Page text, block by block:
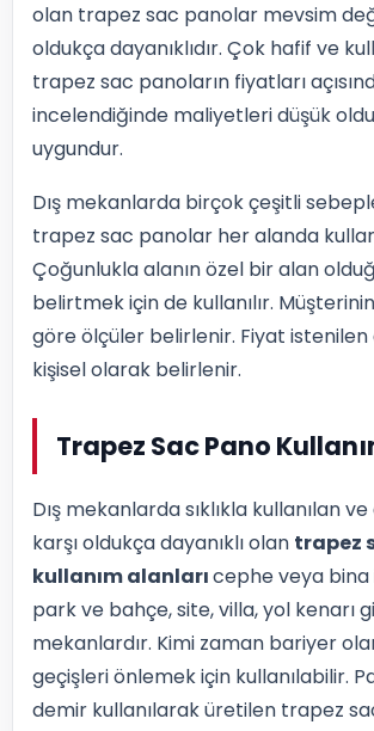
olan trapez sac panolar mevsim
oldukça dayanıklıdır. Çok hafif ve
trapez sac panoların fiyatları
incelendiğinde maliyetleri düşük
uygundur.
Dış mekanlarda birçok çeşitli
trapez sac panolar her alanda
Çoğunlukla alanın özel bir alan
belirtmek için de kullanılır.
göre ölçüler belirlenir. Fiyat
kişisel olarak belirlenir.
Trapez Sac Pano
Dış mekanlarda sıklıkla kullanılan
karşı oldukça dayanıklı olan trapez
kullanım alanlarıcephe veya bina
park ve bahçe, site, villa, yol kenarı
mekanlardır. Kimi zaman bariyer
geçişleri önlemek için kullanılabilir.
demir kullanılarak üretilen trapez